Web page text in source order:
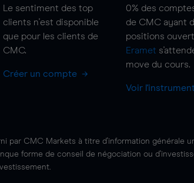
Le sentiment des top
clients n'est disponible
que pour les clients de
CMC.
Créer un compte
0% des
de CMC ayant
positions
Eramet
move du cours.
Voir
par CMC Markets à titre d'information générale
forme de conseil de négociation ou